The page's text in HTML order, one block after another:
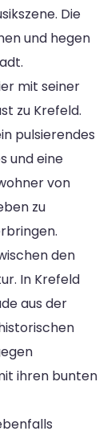
Die
und hegen
mit seiner
zu Krefeld.
pulsierendes
und eine
von
zu
den
In Krefeld
aus der
ihren bunten